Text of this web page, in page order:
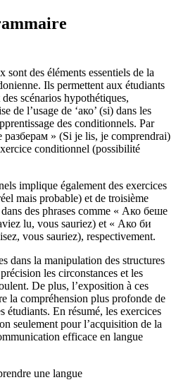
des éléments essentiels de la
Ils permettent aux étudiants
scénarios hypothétiques,
de l’usage de ‘ако’ (si) dans les
des conditionnels. Par
» (Si je lis, je comprendrai)
conditionnel (possibilité
implique également des exercices
mais probable) et de troisième
des phrases comme « Ако беше
lu, vous sauriez) et « Ако би
vous sauriez), respectivement.
dans la manipulation des structures
les circonstances et les
De plus, l’exposition à ces
la compréhension plus profonde de
étudiants. En résumé, les exercices
seulement pour l’acquisition de la
efficace en langue
une langue